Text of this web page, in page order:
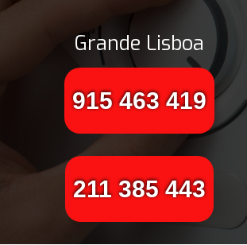
Grande Lisboa
915 463 419
211 385 443